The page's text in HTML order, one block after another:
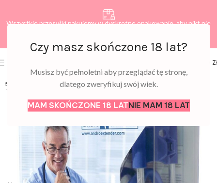
Czy masz skończone 18 lat?
Musisz być pełnoletni aby przeglądać tę stronę,
dlatego zweryfikuj swój wiek.
MAM SKOŃCZONE 18 LATNIE MAM 18 LAT
Wszystkie przesyłki pakujemy w dyskretne opakowanie, aby nikt nie
0,00
SOLD
OUT